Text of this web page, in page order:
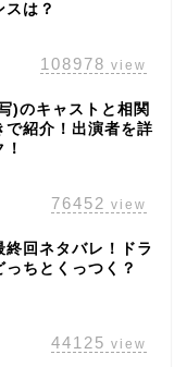
スは？
108978 view
)のキャストと相関
で紹介！出演者を詳
76452 view
終回ネタバレ！ドラ
っちとくっつく？
44125 view